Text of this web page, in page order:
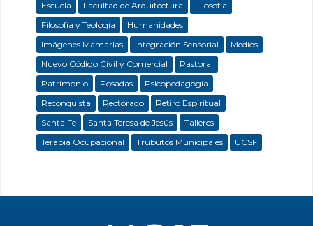
Escuela
Facultad de Arquitectura
Filosofía
Filosofía y Teología
Humanidades
Imágenes Mamarias
Integración Sensorial
Medios
Nuevo Código Civil y Comercial
Pastoral
Patrimonio
Posadas
Psicopedagogía
Reconquista
Rectorado
Retiro Espiritual
Santa Fe
Santa Teresa de Jesús
Talleres
Terapia Ocupacional
Trubutos Municipales UCSF